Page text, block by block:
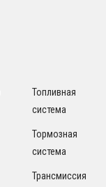
Топливная
система
Тормозная
система
Трансмиссия